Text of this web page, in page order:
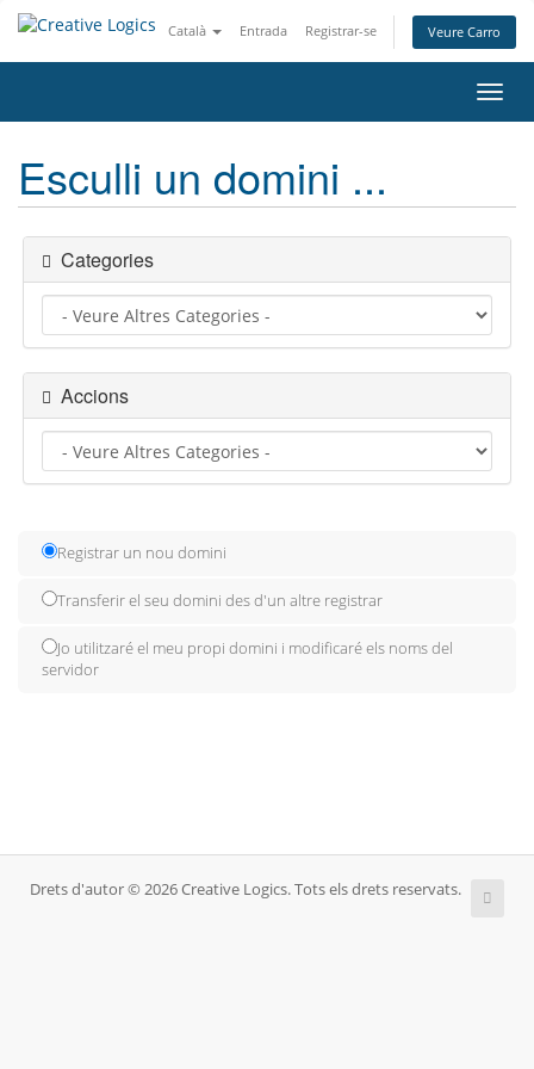
Català Entrada Registrar-se Veure Carro
la
Esculli un domini ...
Categories
Accions
Registrar un nou domini
Transferir el seu domini des d'un altre registrar
Jo utilitzaré el meu propi domini i modificaré els noms del
servidor
Drets d'autor © 2026 Creative Logics. Tots els drets reservats.